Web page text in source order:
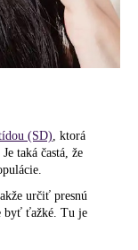
(SD) , ktorá
taká častá, že
určiť presnú
byť ťažké. Tu je